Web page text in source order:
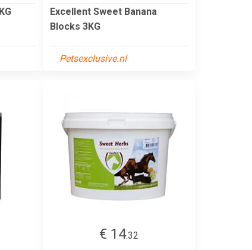
Excellent Sweet Banana
Blocks 3KG
Petsexclusive.nl
€ 14.32